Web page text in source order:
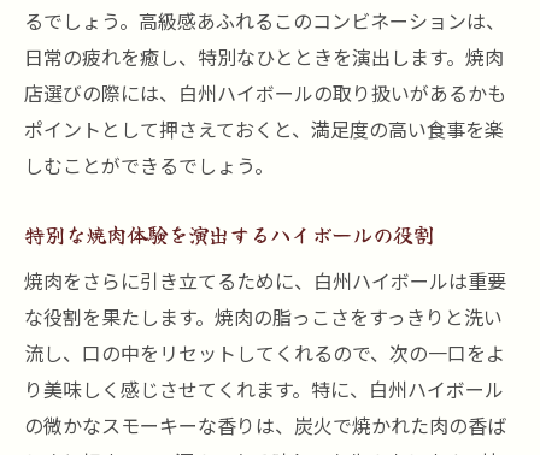
るでしょう。高級感あふれるこのコンビネーションは、
日常の疲れを癒し、特別なひとときを演出します。焼肉
店選びの際には、白州ハイボールの取り扱いがあるかも
ポイントとして押さえておくと、満足度の高い食事を楽
しむことができるでしょう。
特別な焼肉体験を演出するハイボールの役割
焼肉をさらに引き立てるために、白州ハイボールは重要
な役割を果たします。焼肉の脂っこさをすっきりと洗い
流し、口の中をリセットしてくれるので、次の一口をよ
り美味しく感じさせてくれます。特に、白州ハイボール
の微かなスモーキーな香りは、炭火で焼かれた肉の香ば